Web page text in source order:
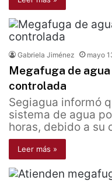
Gabriela Jiménez mayo
Megafuga de
controlada
Segiagua informó
sistema de agua
horas, debido a su
Leer más »